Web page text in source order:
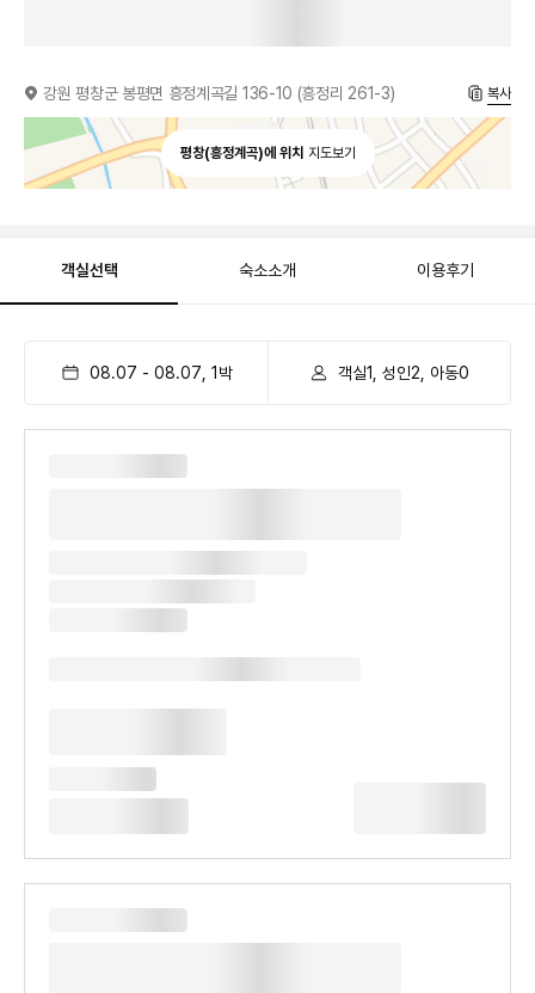
강원 평창군 봉평면 흥정계곡길 136-10 (흥정리 261-3) 복사
평창(흥정계곡)에 위치 지도보기
객실선택 숙소소개 이용후기
08.07 - 08.07 1 박 객실1, 성인2, 아동0